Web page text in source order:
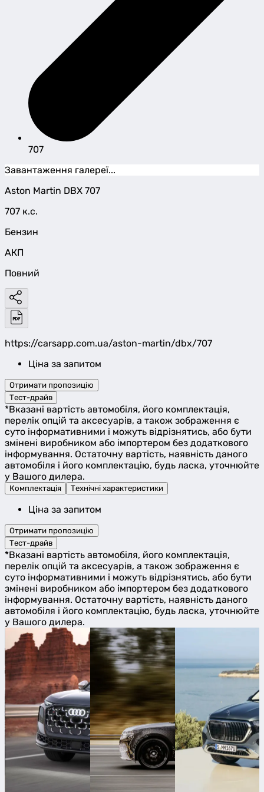
707
Завантаження галереї...
Aston Martin DBX 707
707 к.с.
Бензин
АКП
Повний
https://carsapp.com.ua/aston-martin/dbx/707
Ціна за запитом
Отримати пропозицію
Тест-драйв
*Вказані вартість автомобіля, його комплектація,
перелік опцій та аксесуарів, а також зображення є
суто інформативними і можуть відрізнятись, або бути
змінені виробником або імпортером без додаткового
інформування. Остаточну вартість, наявність даного
автомобіля і його комплектацію, будь ласка, уточнюйте
у Вашого дилера.
Комплектація Технічні характеристики
Ціна за запитом
Отримати пропозицію
Тест-драйв
*Вказані вартість автомобіля, його комплектація,
перелік опцій та аксесуарів, а також зображення є
суто інформативними і можуть відрізнятись, або бути
змінені виробником або імпортером без додаткового
інформування. Остаточну вартість, наявність даного
автомобіля і його комплектацію, будь ласка, уточнюйте
у Вашого дилера.